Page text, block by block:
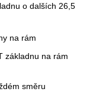
o dalších 26,5
na rám
základnu na rám
směru